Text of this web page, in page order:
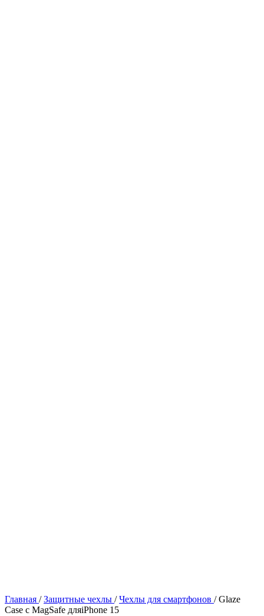
Главная / Защитные чехлы / Чехлы для смартфонов / Glaze
Case с MagSafe дляiPhone 15